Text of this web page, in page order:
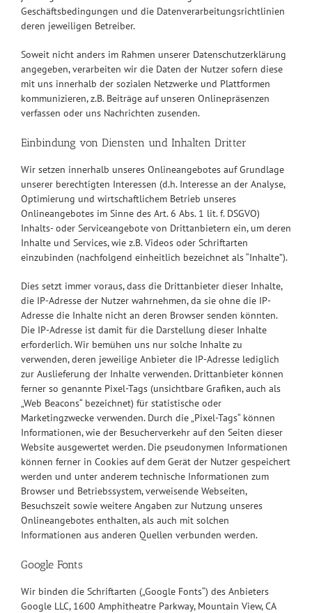
Geschäftsbedingungen und die Datenverarbeitungsrichtlinien
deren jeweiligen Betreiber.
Soweit nicht anders im Rahmen unserer Datenschutzerklärung
angegeben, verarbeiten wir die Daten der Nutzer sofern diese
mit uns innerhalb der sozialen Netzwerke und Plattformen
kommunizieren, z.B. Beiträge auf unseren Onlinepräsenzen
verfassen oder uns Nachrichten zusenden.
Einbindung von Diensten und Inhalten Dritter
Wir setzen innerhalb unseres Onlineangebotes auf Grundlage
unserer berechtigten Interessen (d.h. Interesse an der Analyse,
Optimierung und wirtschaftlichem Betrieb unseres
Onlineangebotes im Sinne des Art. 6 Abs. 1 lit. f. DSGVO)
Inhalts- oder Serviceangebote von Drittanbietern ein, um deren
Inhalte und Services, wie z.B. Videos oder Schriftarten
einzubinden (nachfolgend einheitlich bezeichnet als “Inhalte”).
Dies setzt immer voraus, dass die Drittanbieter dieser Inhalte,
die IP-Adresse der Nutzer wahrnehmen, da sie ohne die IP-
Adresse die Inhalte nicht an deren Browser senden könnten.
Die IP-Adresse ist damit für die Darstellung dieser Inhalte
erforderlich. Wir bemühen uns nur solche Inhalte zu
verwenden, deren jeweilige Anbieter die IP-Adresse lediglich
zur Auslieferung der Inhalte verwenden. Drittanbieter können
ferner so genannte Pixel-Tags (unsichtbare Grafiken, auch als
„Web Beacons“ bezeichnet) für statistische oder
Marketingzwecke verwenden. Durch die „Pixel-Tags“ können
Informationen, wie der Besucherverkehr auf den Seiten dieser
Website ausgewertet werden. Die pseudonymen Informationen
können ferner in Cookies auf dem Gerät der Nutzer gespeichert
werden und unter anderem technische Informationen zum
Browser und Betriebssystem, verweisende Webseiten,
Besuchszeit sowie weitere Angaben zur Nutzung unseres
Onlineangebotes enthalten, als auch mit solchen
Informationen aus anderen Quellen verbunden werden.
Google Fonts
Wir binden die Schriftarten („Google Fonts“) des Anbieters
Google LLC, 1600 Amphitheatre Parkway, Mountain View, CA